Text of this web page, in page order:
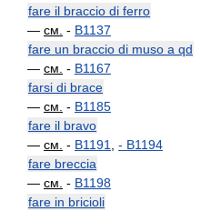
fare il braccio di ferro
— см. - B1137
fare un braccio di muso a qd
— см. - B1167
farsi di brace
— см. - B1185
fare il bravo
— см. - B1191 - B1194
fare breccia
— см. - B1198
fare in bricioli